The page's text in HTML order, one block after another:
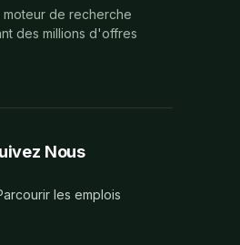
moteur de recherche
des millions d'offres
Nous
les emplois